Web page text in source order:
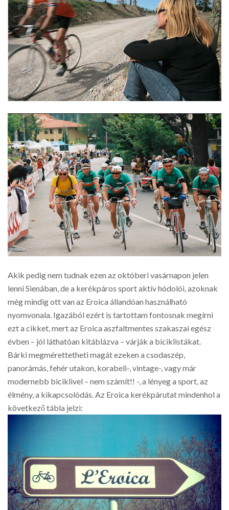
Akik pedig nem tudnak ezen az októberi vasárnapon jelen
lenni Sienában, de a kerékpáros sport aktív hódolói, azoknak
még mindig ott van az Eroica állandóan használható
nyomvonala. Igazából ezért is tartottam fontosnak megírni
ezt a cikket, mert az Eroica aszfaltmentes szakaszai egész
évben – jól láthatóan kitáblázva – várják a biciklistákat.
Bárki megmérettetheti magát ezeken a csodaszép,
panorámás, fehér utakon, korabeli-, vintage-, vagy már
modernebb biciklivel – nem számít!! -, a lényeg a sport, az
élmény, a kikapcsolódás. Az Eroica kerékpárutat mindenhol a
következő tábla jelzi: